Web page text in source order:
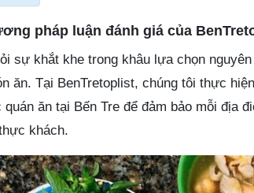
pháp luận đánh giá của
sự khắt khe trong khâu lựa chọn
ăn. Tại BenTretoplist, chúng tôi thực
ăn tại Bến Tre để đảm bảo mỗi địa
khách.